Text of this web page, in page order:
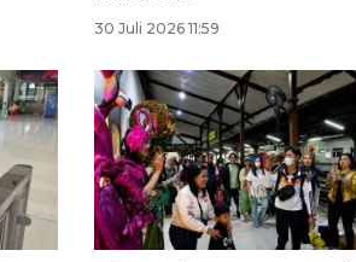
30 Juli 2026 11:59
4